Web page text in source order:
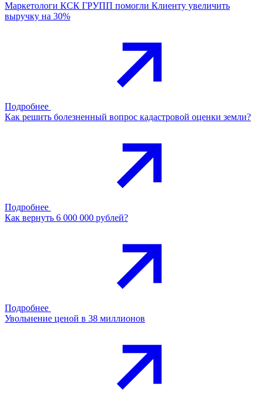
Маркетологи КСК ГРУПП помогли Клиенту увеличить
выручку на 30%
Подробнее
Как решить болезненный вопрос кадастровой оценки земли?
Подробнее
Как вернуть 6 000 000 рублей?
Подробнее
Увольнение ценой в 38 миллионов